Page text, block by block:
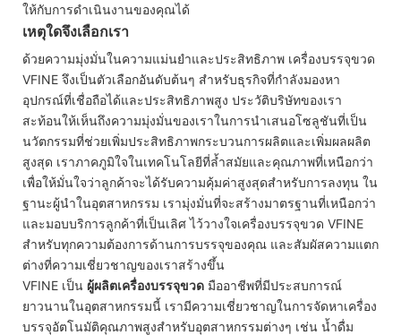
ให้กับการดำเนินงานของคุณได้
เหตุใดจึงเลือกเรา
ด้วยความมุ่งมั่นในความแม่นยำและประสิทธิภาพ เครื่องบรรจุขวด
VFINE จึงเป็นตัวเลือกอันดับต้นๆ สำหรับธุรกิจที่กำลังมองหา
อุปกรณ์ที่เชื่อถือได้และประสิทธิภาพสูง ประวัติบริษัทของเรา
สะท้อนให้เห็นถึงความมุ่งมั่นของเราในการนำเสนอโซลูชันที่เป็น
นวัตกรรมที่ช่วยเพิ่มประสิทธิภาพกระบวนการผลิตและเพิ่มผลผลิต
สูงสุด เราภาคภูมิใจในเทคโนโลยีที่ล้ำสมัยและคุณภาพที่เหนือกว่า
เพื่อให้มั่นใจว่าลูกค้าจะได้รับความคุ้มค่าสูงสุดสำหรับการลงทุน ใน
ฐานะผู้นำในอุตสาหกรรม เรามุ่งมั่นที่จะสร้างมาตรฐานที่เหนือกว่า
และมอบบริการลูกค้าที่เป็นเลิศ ไว้วางใจเครื่องบรรจุขวด VFINE
สำหรับทุกความต้องการด้านการบรรจุของคุณ และสัมผัสความแตก
ต่างที่ความเชี่ยวชาญของเราสร้างขึ้น
VFINE เป็น ผู้ผลิตเครื่องบรรจุขวด มืออาชีพที่มีประสบการณ์
ยาวนานในอุตสาหกรรมนี้ เรามีความเชี่ยวชาญในการจัดหาเครื่อง
บรรจุอัตโนมัติคุณภาพสูงสำหรับอุตสาหกรรมต่างๆ เช่น น้ำดื่ม